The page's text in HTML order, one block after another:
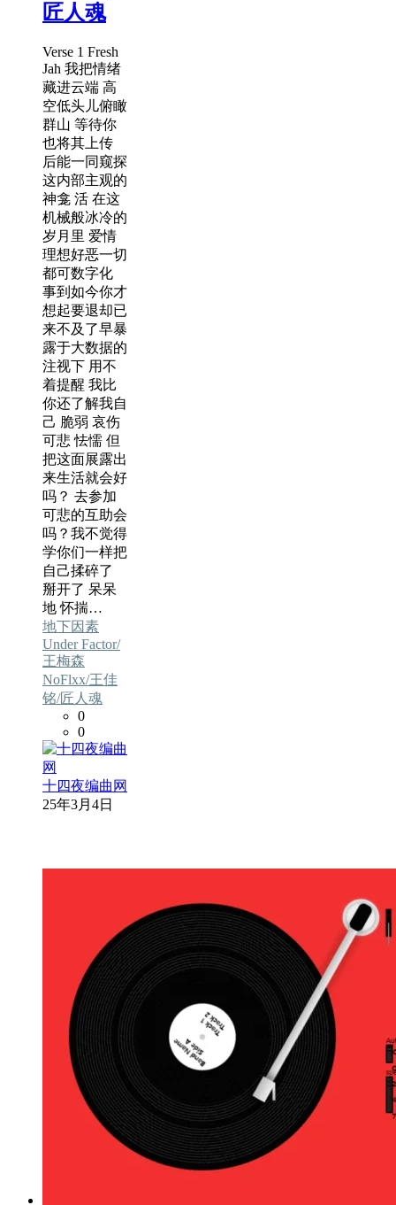
匠人魂
Verse 1 Fresh
Jah 我把情绪
藏进云端 高
空低头儿俯瞰
群山 等待你
也将其上传
后能一同窥探
这内部主观的
神龛 活 在这
机械般冰冷的
岁月里 爱情
理想好恶一切
都可数字化
事到如今你才
想起要退却已
来不及了早暴
露于大数据的
注视下 用不
着提醒 我比
你还了解我自
己 脆弱 哀伤
可悲 怯懦 但
把这面展露出
来生活就会好
吗？ 去参加
可悲的互助会
吗？我不觉得
学你们一样把
自己揉碎了
掰开了 呆呆
地 怀揣…
地下因素
Under Factor/
王梅森
NoFlxx/王佳
铭/匠人魂
0
0
十四夜编曲网
25年3月4日